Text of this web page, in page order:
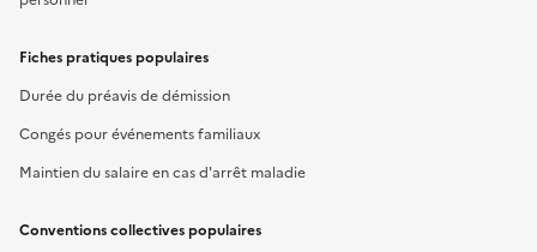
Fiches pratiques populaires
Durée du préavis de démission
Congés pour événements familiaux
Maintien du salaire en cas d'arrêt maladie
Conventions collectives populaires